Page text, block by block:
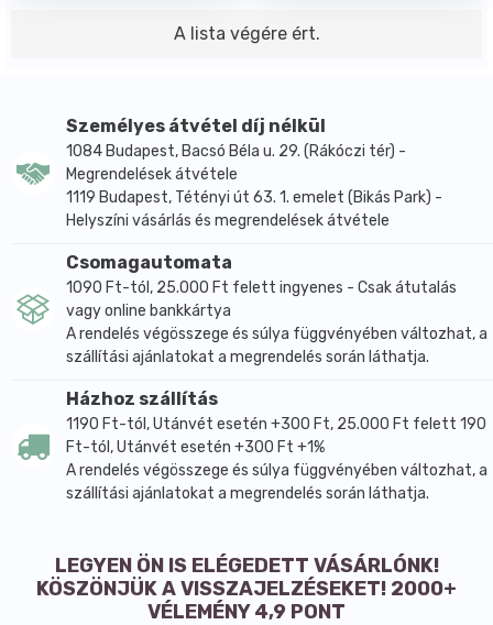
A lista végére ért.
Személyes átvétel díj nélkül
1084 Budapest, Bacsó Béla u. 29. (Rákóczi tér) -
Megrendelések átvétele
1119 Budapest, Tétényi út 63. 1. emelet (Bikás Park) -
Helyszíni vásárlás és megrendelések átvétele
Csomagautomata
1090 Ft-tól, 25.000 Ft felett ingyenes - Csak átutalás
vagy online bankkártya
A rendelés végösszege és súlya függvényében változhat, a
szállítási ajánlatokat a megrendelés során láthatja.
Házhoz szállítás
1190 Ft-tól, Utánvét esetén +300 Ft, 25.000 Ft felett 190
Ft-tól, Utánvét esetén +300 Ft +1%
A rendelés végösszege és súlya függvényében változhat, a
szállítási ajánlatokat a megrendelés során láthatja.
LEGYEN ÖN IS ELÉGEDETT VÁSÁRLÓNK!
KÖSZÖNJÜK A VISSZAJELZÉSEKET! 2000+
VÉLEMÉNY 4,9 PONT